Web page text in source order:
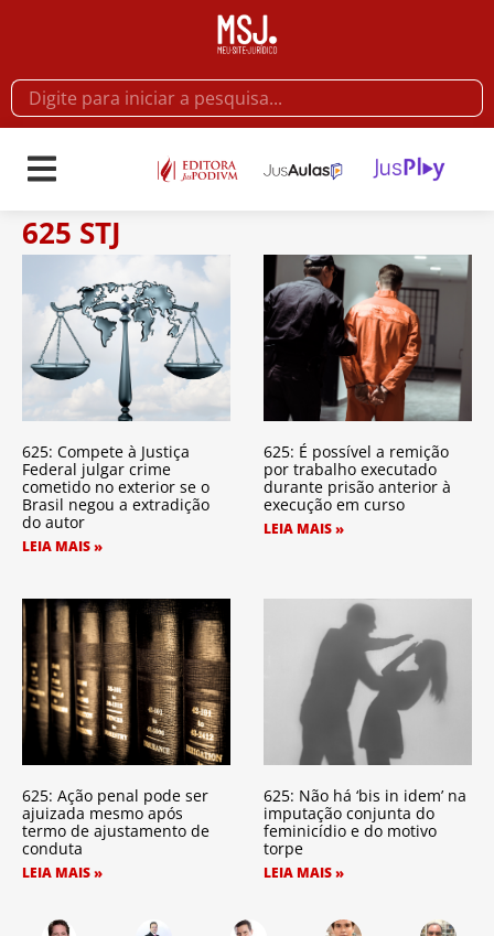
625 STJ
625: Compete à Justiça
Federal julgar crime
cometido no exterior se o
Brasil negou a extradição
do autor
LEIA MAIS »
625: É possível a remição
por trabalho executado
durante prisão anterior à
execução em curso
LEIA MAIS »
625: Ação penal pode ser
ajuizada mesmo após
termo de ajustamento de
conduta
LEIA MAIS »
625: Não há ‘bis in idem’ na
imputação conjunta do
feminicídio e do motivo
torpe
LEIA MAIS »